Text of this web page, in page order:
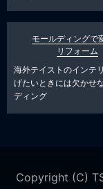
モールディングで
リフォーム
海外テイストのインテ
げたいときには欠かせ
ディング
Copyright (C)